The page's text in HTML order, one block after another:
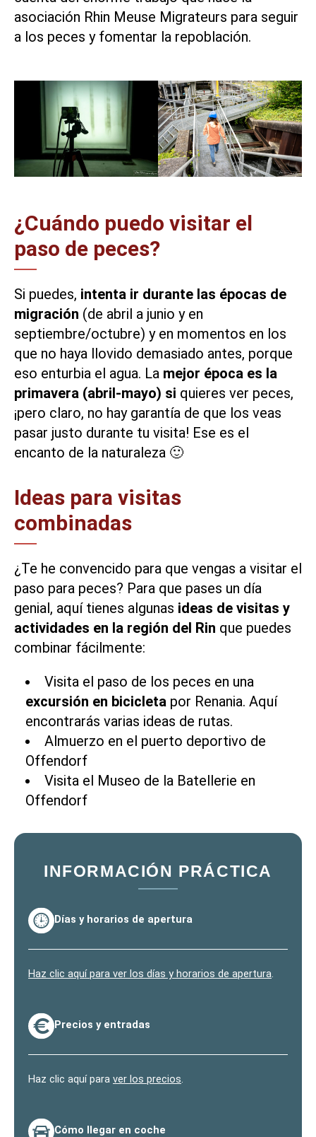
asociación Rhin Meuse Migrateurs para seguir
a los peces y fomentar la repoblación.
¿Cuándo puedo visitar el
paso de peces?
Si puedes, intenta ir durante las épocas de
migración (de abril a junio y en
septiembre/octubre) y en momentos en los
que no haya llovido demasiado antes, porque
eso enturbia el agua. La mejor época es la
primavera (abril-mayo) si quieres ver peces,
¡pero claro, no hay garantía de que los veas
pasar justo durante tu visita! Ese es el
encanto de la naturaleza 🙂
Ideas para visitas
combinadas
¿Te he convencido para que vengas a visitar el
paso para peces? Para que pases un día
genial, aquí tienes algunas ideas de visitas y
actividades en la región del Rin que puedes
combinar fácilmente:
Visita el paso de los peces en una
excursión en bicicleta por Renania. Aquí
encontrarás varias ideas de rutas.
Almuerzo en el puerto deportivo de
Offendorf
Visita el Museo de la Batellerie en
Offendorf
INFORMACIÓN PRÁCTICA
Días y horarios de apertura
Haz clic aquí para ver los días y horarios de apertura.
Precios y entradas
Haz clic aquí para ver los precios.
Cómo llegar en coche